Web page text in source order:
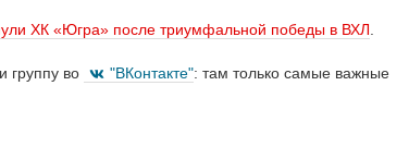
ХК «Югра» после триумфальной победы в ВХЛ
и группу во "ВКонтакте": там только самые важные